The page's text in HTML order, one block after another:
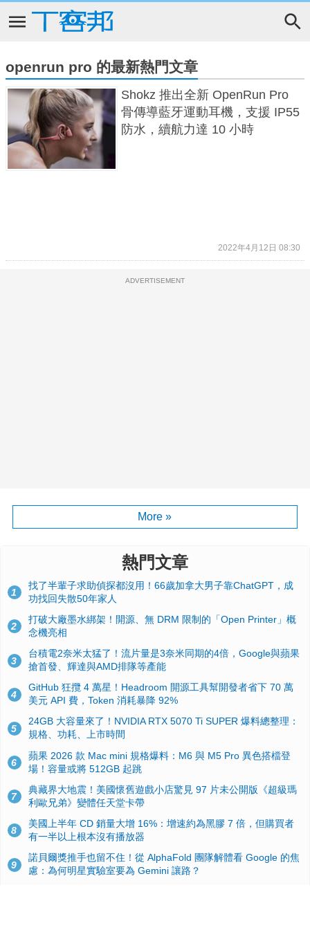
openrun pro 的最新熱門文章
Shokz 推出全新 OpenRun Pro
骨傳導藍牙運動耳機，支援 IP55
防水，續航力達 10 小時
2022年4月12日 08:30
ADVERTISEMENT
More »
熱門文章
1
找了半輩子求助偵探都沒用！66歲加拿大男子靠ChatGPT，成
功找回失散50年家人
2
打破大廠墨水綁架！開源、無 DRM 限制的「Open Printer」概
念機亮相
3
台積電2奈米太猛了！流片量是3奈米同期的4倍，Google與蘋果
搶首發、輝達與AMD排隊等產能
4
GitHub 狂攬 4 萬星！Headroom 開源工具幫開發者省下 70 萬
美元 API 費，Token 消耗暴降 92%
5
24GB 大容量來了！NVIDIA RTX 5070 Ti SUPER 爆料總整理：
規格、功耗、上市時間
6
蘋果 2026 款 Mac mini 規格爆料：M6 與 M5 Pro 異色搭檔登
場！容量或將 512GB 起跳
7
典藏界大地震！美國懷舊遊戲小店驚見 97 片未公開版《超級瑪
利歐兄弟》變體任天堂卡帶
8
美國上半年 CD 銷量大增 16%：增速約為黑膠 7 倍，但購買者
有一半以上根本沒有播放器
9
諾貝爾獎推手也留不住！從 AlphaFold 團隊解體看 Google 的焦
慮：為何明星實驗室要為 Gemini 讓路？